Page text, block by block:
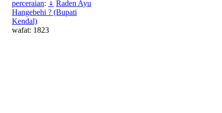
perceraian: ♀ Raden Ayu
Hangebehi ? (Bupati
Kendal)
wafat: 1823